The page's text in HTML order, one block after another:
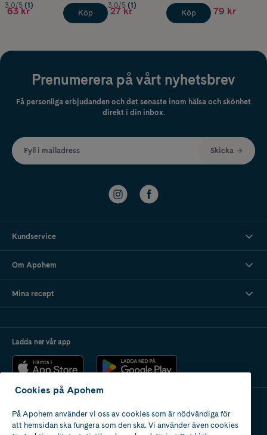
3.0/5 (1)
63 kr Köp
3.0/5 (1)
27 kr Köp 79 kr
Prenumerera på vårt nyhetsbrev
Få personliga erbjudanden och det senaste inom hälsa och skönhet
direkt i din inbox.
Fyll i mailadress Skicka
Kundservice
Om Apohem
Mina recept
Ladda ner vår app
Apotek med tillstånd
av Läkemedelsverket
Cookies på Apohem
På Apohem använder vi oss av cookies som är nödvändiga för
att hemsidan ska fungera som den ska. Vi använder även cookies